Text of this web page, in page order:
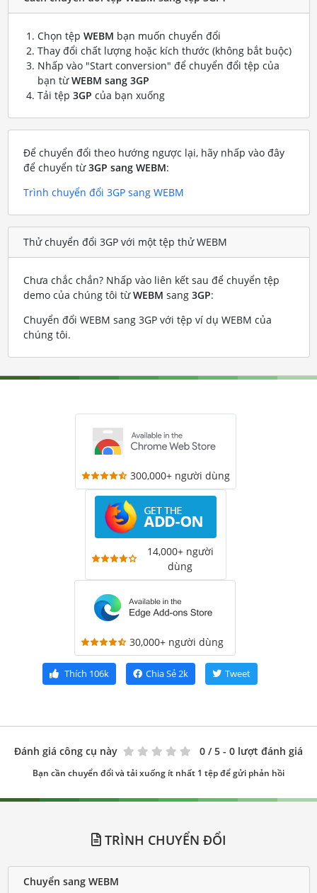
Chọn tệp WEBM bạn muốn chuyển đổi
Thay đổi chất lượng hoặc kích thước (không bắt buộc)
Nhấp vào "Start conversion" để chuyển đổi tệp của
bạn từWEBM sang 3GP
Tải tệp 3GP của bạn xuống
Để chuyển đổi theo hướng ngược lại, hãy nhấp vào đây
để chuyển từ3GP sang WEBM:
Trình chuyển đổi 3GP sang WEBM
Thử chuyển đổi 3GP với một tệp thử WEBM
Chưa chắc chắn? Nhấp vào liên kết sau để chuyển tệp
demo của chúng tôi từWEBM sang 3GP:
Chuyển đổi WEBM sang 3GP với tệp ví dụ WEBM của
chúng tôi.
300,000+ người dùng
14,000+ người
dùng
30,000+ người dùng
Thích 106k Chia Sẻ2k Tweet
Đánh giá công cụ này 0 / 5 - 0 lượt đánh giá
Bạn cần chuyển đổi và tải xuống ít nhất 1 tệp để gửi phản hồi
TRÌNH CHUYỂN ĐỔI
Chuyển sang WEBM